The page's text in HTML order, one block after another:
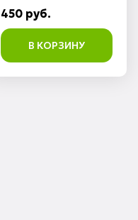
450 руб.
В КОРЗИНУ